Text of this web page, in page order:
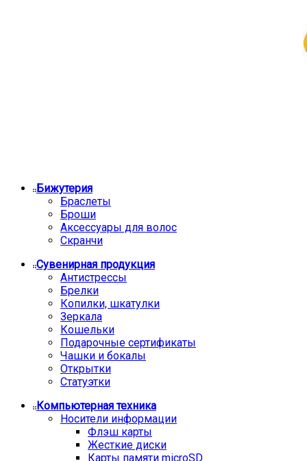
Бижутерия
Браслеты
Броши
Аксессуары для волос
Скранчи
Сувенирная продукция
Антистрессы
Брелки
Копилки, шкатулки
Зеркала
Кошельки
Подарочные сертификаты
Чашки и бокалы
Открытки
Статуэтки
Компьютерная техника
Носители информации
Флэш карты
Жесткие диски
Карты памяти microSD